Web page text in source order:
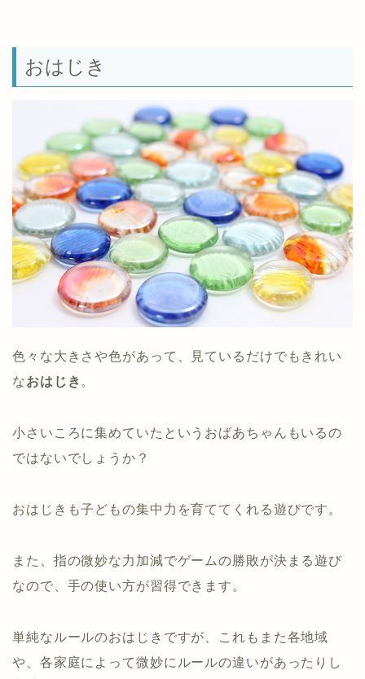
おはじき
色々な大きさや色があって、見ているだけでもきれい
なおはじき 。
小さいころに集めていたというおばあちゃんもいるの
ではないでしょうか？
おはじきも子どもの集中力を育ててくれる遊びです。
また、指の微妙な力加減でゲームの勝敗が決まる遊び
なので、手の使い方が習得できます。
単純なルールのおはじきですが、これもまた各地域
や、各家庭によって微妙にルールの違いがあったりし